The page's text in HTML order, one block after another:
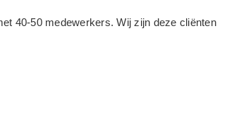
40-50 medewerkers. Wij zijn deze cliënten
enzovoort.